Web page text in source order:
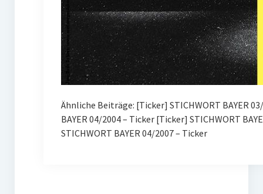
Ähnliche Beiträge: [Ticker] STICHWORT BAYER
BAYER 04/2004 – Ticker [Ticker] STICHWORT
STICHWORT BAYER 04/2007 – Ticker